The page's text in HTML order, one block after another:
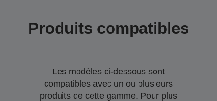
Produits compatibles
Les modèles ci-dessous sont
compatibles avec un ou plusieurs
produits de cette gamme. Pour plus